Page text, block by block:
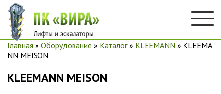
Главная » Оборудование » Каталог» KLEEMANN » KLEEMA
NN MEISON
KLEEMANN MEISON